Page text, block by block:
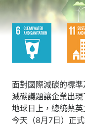
面對國際減碳的標
減碳議題讓企業出
地球日上，總統蔡
今天（8月7日）正